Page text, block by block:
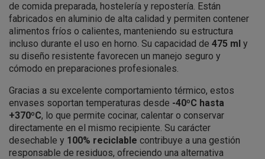
de comida preparada, hostelería y repostería. Están
fabricados en aluminio de alta calidad y permiten contener
alimentos fríos o calientes, manteniendo su estructura
incluso durante el uso en horno. Su capacidad de 475 ml y
su diseño resistente favorecen un manejo seguro y
cómodo en preparaciones profesionales.
Gracias a su excelente comportamiento térmico, estos
envases soportan temperaturas desde -40ºC hasta
+370ºC, lo que permite cocinar, calentar o conservar
directamente en el mismo recipiente. Su carácter
desechable y 100% reciclable contribuye a una gestión
responsable de residuos, ofreciendo una alternativa